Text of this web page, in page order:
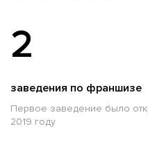
2
заведения по франшизе
Первое заведение было
2019 году